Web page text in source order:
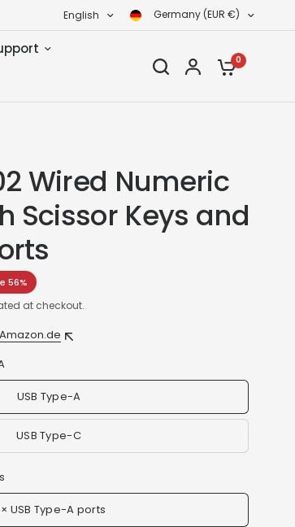
English Germany (EUR €)
0
Wired Numeric
Scissor Keys and
56%
at checkout.
USB Type-A
USB Type-C
USB Type-A ports